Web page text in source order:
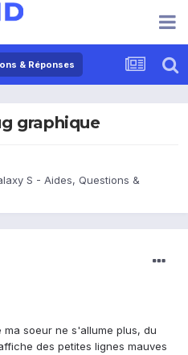
& Réponses
graphique
S - Aides, Questions &
ma soeur ne s'allume plus, du
des petites lignes mauves